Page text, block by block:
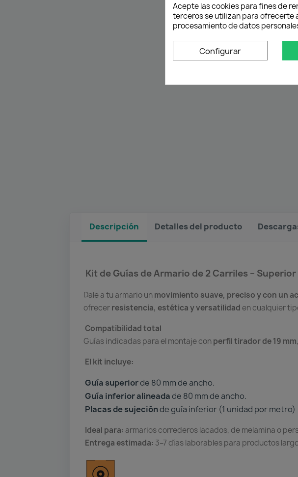
Descripción Detalles del producto
Kit de Guías de Armario de 2 Carriles –
Dale a tu armario un movimiento suave, preciso y con un
ofrecerresistencia, estética y versatilidad en cualquier
Compatibilidad total
Guías indicadas para el montaje con perfil tirador de 19 mm
El kit incluye:
Guía superiorde 80 mm de ancho.
Guía inferior alineadade 80 mm de ancho.
Placas de sujeciónde guía inferior (1 unidad por metro)
Ideal para: armarios correderos lacados, de melamina o
Entrega estimada: 3–7 días laborables para productos
Acepte las cookies para fines de
terceros se utilizan para ofrecerte
procesamiento de datos
Configurar